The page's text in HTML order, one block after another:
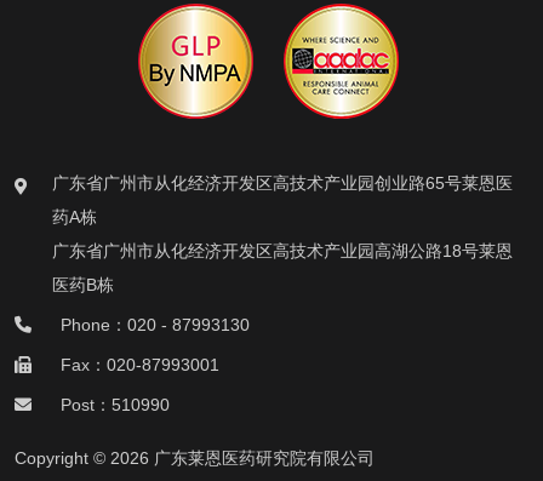
广东省广州市从化经济开发区高技术产业园创业路65号莱恩医
药A栋
广东省广州市从化经济开发区高技术产业园高湖公路18号莱恩
医药B栋
Phone：020 - 87993130
Fax：020-87993001
Post：510990
Copyright © 2026 广东莱恩医药研究院有限公司